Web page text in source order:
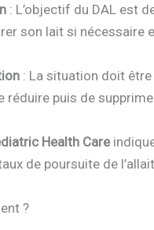
: L’objectif du DAL est
son lait si nécessaire
: La situation doit
puis de
Health Care
de poursuite de
?